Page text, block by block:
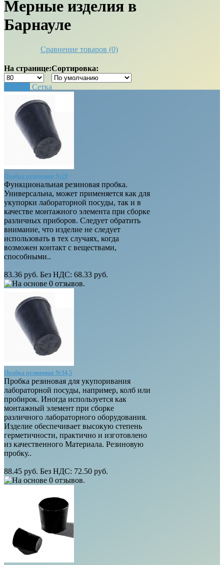
Мерные изделия в
Барнауле
Сравнение товаров (0)
На странице:Сортировка:
Сетка
Пробка резиновая №29
Функциональная резиновая пробка.
Универсальна, может применяется как для
укупорки лабораторной посуды, так и в
качестве монтажного элемента при сборке
различных приборов. Следует обратить
внимание, что изделие не следует
использовать в тех случаях, когда
возможен контакт с веществами,
способными..
83.36 руб. Без НДС: 68.33 руб.
Пробка резиновая №34,5
Пробка резиновая для укупоривания
лабораторной посуды, например, колб или
пробирок. Иногда используется как
монтажный элемент при сборке
различного лабораторного оборудования.
Изделие обеспечивает высокую степень
герметичности, практично и изготовлено
из качественного Материала. Резиновую
пробку..
88.45 руб. Без НДС: 72.50 руб.